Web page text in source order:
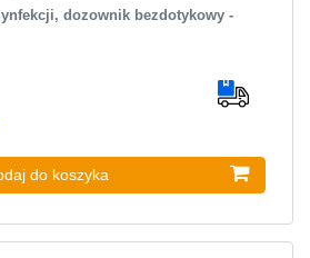
dozownik bezdotykowy -
do koszyka